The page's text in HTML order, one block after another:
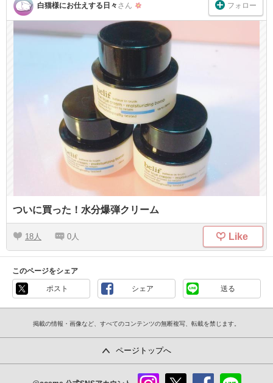
白猫様にお仕えする日々 さん フォロー
ついに買った！水分爆弾クリーム
18 0 Like
このページをシェア
ポスト シェア 送る
掲載の情報・画像など、すべてのコンテンツの無断複写、転載を禁じます。
ページトップへ